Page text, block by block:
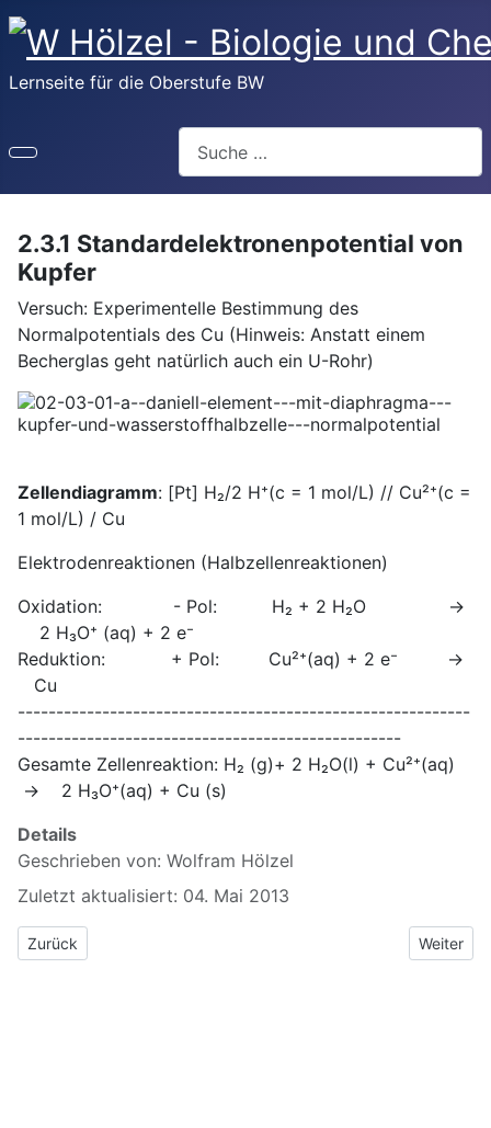
Lernseite für die Oberstufe BW
2.3.1 Standardelektronenpotential von
Kupfer
Versuch: Experimentelle Bestimmung des
Normalpotentials des Cu (Hinweis: Anstatt einem
Becherglas geht natürlich auch ein U-Rohr)
Zellendiagramm: [Pt] H₂/2 H⁺(c = 1 mol/L) // Cu²⁺(c =
1 mol/L) / Cu
Elektrodenreaktionen (Halbzellenreaktionen)
Oxidation: - Pol: H₂ + 2 H₂O →
2 H₃O⁺ (aq) + 2 e⁻
Reduktion: + Pol: Cu²⁺(aq) + 2 e⁻ →
Cu
-----------------------------------------------------------
--------------------------------------------------
Gesamte Zellenreaktion: H₂ (g)+ 2 H₂O(l) + Cu²⁺(aq)
→ 2 H₃O⁺(aq) + Cu (s)
Details
Geschrieben von: Wolfram Hölzel
Zuletzt aktualisiert: 04. Mai 2013
Vorheriger Beitrag: 2.2 Standardelektrodenpotential und NHE
Zurück Nächster
Weiter